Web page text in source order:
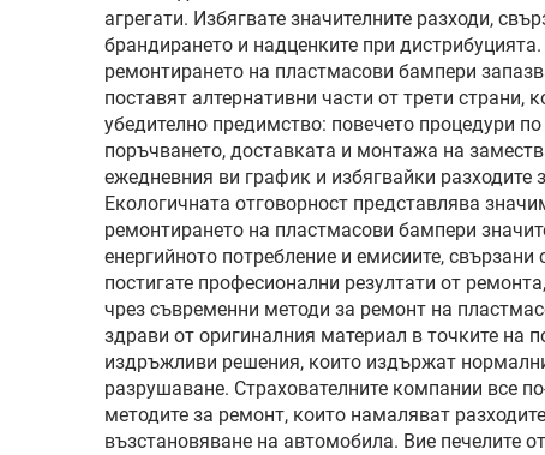
поддръжка на
автопарк
агрегати. Избягвате значителните разходи,
брандирането и надценките при
ремонтирането на пластмасови бампери
поставят алтернативни части от трети
убедително предимство: повечето процедури
поръчването, доставката и монтажа на
ежедневния ви график и избягвайки
Екологичната отговорност представлява
ремонтирането на пластмасови бампери
енергийното потребление и емисиите,
постигате професионални резултати от
чрез съвременни методи за ремонт на
здрави от оригиналния материал в точките на
издръжливи решения, които издържат
разрушаване. Страхователните компании все
методите за ремонт, които намаляват
възстановяване на автомобила. Вие печелите